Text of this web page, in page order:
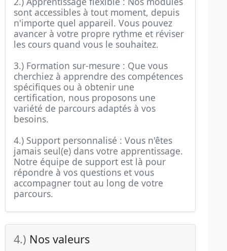
sont accessibles à tout moment, depuis
n'importe quel appareil. Vous pouvez
avancer à votre propre rythme et réviser
les cours quand vous le souhaitez.
3.) Formation sur-mesure : Que vous
cherchiez à apprendre des compétences
spécifiques ou à obtenir une
certification, nous proposons une
variété de parcours adaptés à vos
besoins.
4.) Support personnalisé : Vous n'êtes
jamais seul(e) dans votre apprentissage.
Notre équipe de support est là pour
répondre à vos questions et vous
accompagner tout au long de votre
parcours.
4.) Nos valeurs